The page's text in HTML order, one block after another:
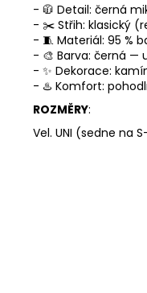
- 🧥 Detail: černá
- ✂️ Střih: klasický
- 🧵 Materiál: 95 %
- 🎨 Barva: černá —
- ✨ Dekorace:
- ♨️ Komfort:
ROZMĚRY:
Vel. UNI (sedne na